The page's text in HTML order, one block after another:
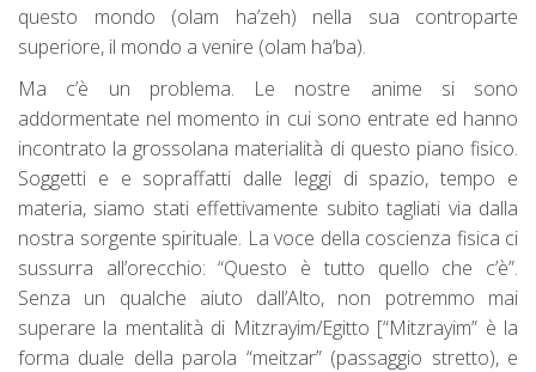
questo mondo (olam ha’zeh) nella sua controparte
superiore, il mondo a venire (olam ha’ba).
Ma c’è un problema. Le nostre anime si sono
addormentate nel momento in cui sono entrate ed hanno
incontrato la grossolana materialità di questo piano fisico.
Soggetti e e sopraffatti dalle leggi di spazio, tempo e
materia, siamo stati effettivamente subito tagliati via dalla
nostra sorgente spirituale. La voce della coscienza fisica ci
sussurra all’orecchio: “Questo è tutto quello che c’è”.
Senza un qualche aiuto dall’Alto, non potremmo mai
superare la mentalità di Mitzrayim/Egitto [“Mitzrayim” è la
forma duale della parola “meitzar” (passaggio stretto), e